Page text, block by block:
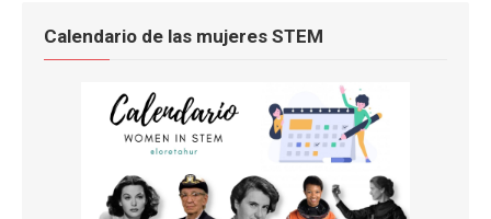
Calendario de las mujeres STEM